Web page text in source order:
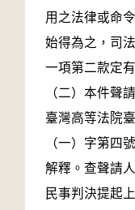
用之法律或命
始得為之，司
一項第二款定
（二）本件聲
臺灣高等法院
（一）字第四
解釋。查聲請
民事判決提起